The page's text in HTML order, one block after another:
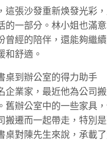
這張沙發重新焕發光彩
的一部分。林小姐也滿
曾經的陪伴，還能夠繼
和舒適。
桌到辦公室的得力助手
企業家，最近他為公司
舊辦公室中的一些家具
搬遷而一起帶走，特別
桌對陳先生來說，承載